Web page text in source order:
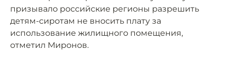
призывало российские регионы разрешить
детям-сиротам не вносить плату за
использование жилищного помещения,
отметил Миронов.